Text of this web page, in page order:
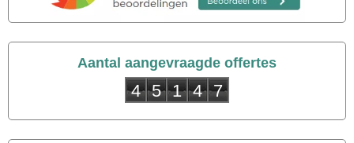
Aantal aangevraagde offertes
4 5 1 4 7